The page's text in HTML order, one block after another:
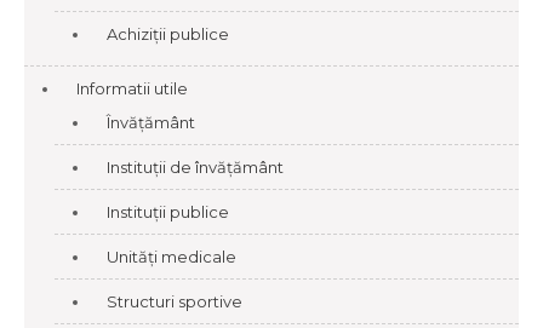
Achiziții publice
Informatii utile
Învățământ
Instituții de învățământ
Instituții publice
Unități medicale
Structuri sportive